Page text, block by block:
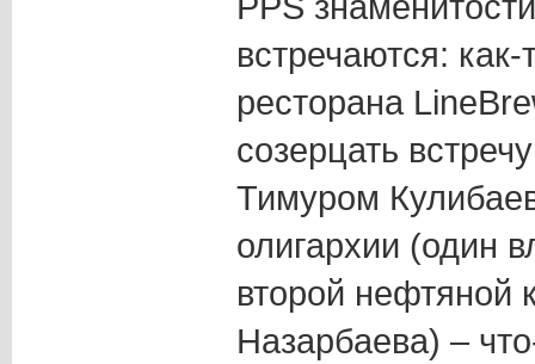
встречаются:
ресторана
созерцать
Тимуром
олигархии (один
второй нефтяной
Назарбаева) –